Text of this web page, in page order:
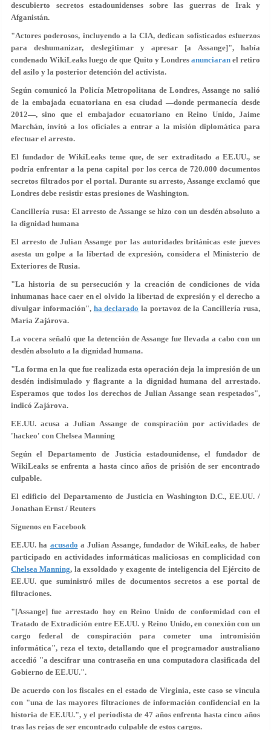
descubierto secretos estadounidenses sobre las guerras de Irak y
Afganistán.
"Actores poderosos, incluyendo a la CIA, dedican sofisticados esfuerzos
paradeshumanizar, deslegitimar y apresar [a Assange]", había
condenado WikiLeaks luego de que Quito y Londres anunciaranel retiro
del asilo y la posterior detención del activista.
Según comunicó la Policía Metropolitana de Londres, Assangeno salió
de la embajada ecuatoriana en esa ciudad —donde permanecía desde
2012—, sino que el embajador ecuatoriano en Reino Unido, Jaime
Marchán,invitó a los oficialesa entrar a la misión diplomática para
efectuar el arresto.
El fundador de WikiLeaks teme que, de ser extraditado a EE.UU., se
podría enfrentar a la pena capital por los cerca de 720.000 documentos
secretos filtrados por el portal. Durante su arresto, Assange exclamó que
Londres debe resistir estas presiones de Washington.
Cancillería rusa: El arresto de Assange se hizo con un desdén absoluto a
la dignidad humana
El arresto de Julian Assange por las autoridades británicas este jueves
asesta un golpe a la libertad de expresión, considera el Ministerio de
Exteriores de Rusia.
"La historia de su persecución y la creación de condiciones de vida
inhumanas hace caer en el olvido la libertad de expresióny el derecho a
divulgar información", ha declarado la portavoz de la Cancillería rusa,
María Zajárova.
La vocera señaló que la detención de Assange fue llevada a cabo con un
desdén absoluto a la dignidad humana.
"La forma en la que fue realizada esta operación deja la impresión de un
desdén indisimulado y flagrante a la dignidad humana del arrestado.
Esperamos que todos los derechos de Julian Assange sean respetados",
indicó Zajárova.
EE.UU. acusa a Julian Assange de conspiración por actividades de
'hackeo' con Chelsea Manning
Según el Departamento de Justicia estadounidense, el fundador de
WikiLeaks se enfrenta a hasta cinco años de prisión de ser encontrado
culpable.
El edificio del Departamento de Justicia en Washington D.C., EE.UU. /
Jonathan Ernst / Reuters
Síguenos en Facebook
EE.UU. ha acusado a Julian Assange, fundador de WikiLeaks, de haber
participado en actividades informáticas maliciosas en complicidad con
Chelsea Manning, la exsoldado y exagente de inteligencia del Ejército de
EE.UU. que suministró miles de documentos secretos a ese portal de
filtraciones.
"[Assange] fue arrestado hoy en Reino Unido de conformidad con el
Tratado de Extradición entre EE.UU. y Reino Unido, en conexión con un
cargo federal de conspiración para cometer una intromisión
informática", reza el texto, detallando que el programador australiano
accedió "adescifrar una contraseña en una computadora clasificada del
Gobierno de EE.UU.".
De acuerdo con los fiscales en el estado de Virginia, este caso se vincula
con "una de las mayores filtraciones de información confidencial en la
historia de EE.UU.", y el periodista de 47 años enfrenta hastacinco años
tras las rejas de ser encontrado culpable de estos cargos.